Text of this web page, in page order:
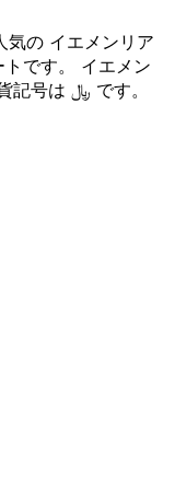
気の イエメンリア
です。 イエメン
リアル の通貨コードは YER です。 通貨記号は ﷼ です。